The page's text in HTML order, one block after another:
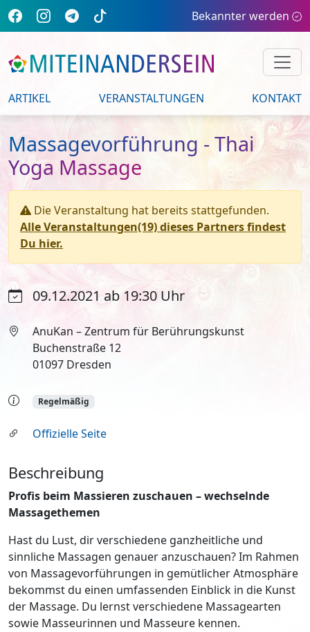
Bekannter werden
ARTIKEL VERANSTALTUNGEN KONTAKT
Massagevorführung - Thai
Yoga Massage
Die Veranstaltung hat bereits stattgefunden.
Alle Veranstaltungen(19) dieses Partners findest
Du hier.
09.12.2021 ab 19:30 Uhr
AnuKan – Zentrum für Berührungskunst
Buchenstraße 12
01097 Dresden
Regelmäßig
Offizielle Seite
Beschreibung
Profis beim Massieren zuschauen – wechselnde
Massagethemen
Hast du Lust, dir verschiedene ganzheitliche und
sinnliche Massagen genauer anzuschauen? Im Rahmen
von Massagevorführungen in gemütlicher Atmosphäre
bekommst du einen umfassenden Einblick in die Kunst
der Massage. Du lernst verschiedene Massagearten
sowie Masseurinnen und Masseure kennen.